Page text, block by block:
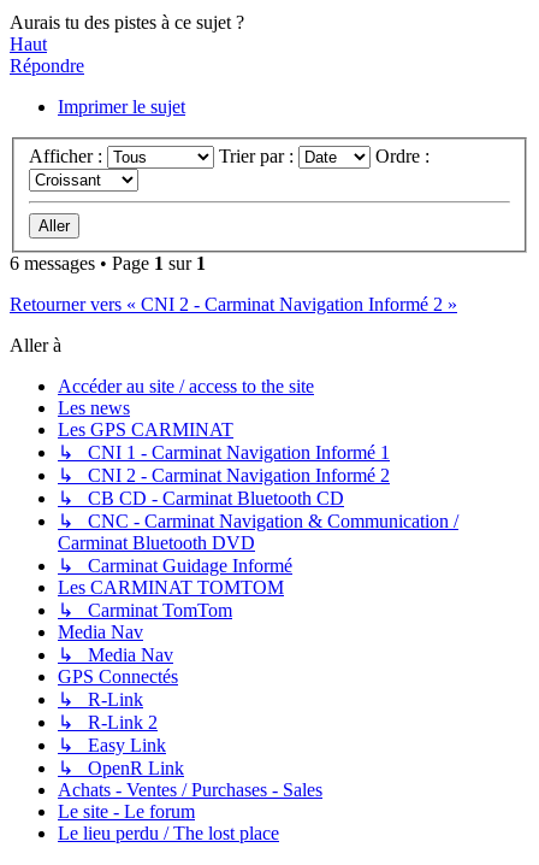
Aurais tu des pistes à ce sujet ?
Haut
Répondre
Imprimer le sujet
Afficher : Trier par : Ordre :
6 messages • Page 1 sur 1
Retourner vers « CNI 2 - Carminat Navigation Informé 2 »
Aller à
Accéder au site / access to the site
Les news
Les GPS CARMINAT
↳ CNI 1 - Carminat Navigation Informé 1
↳ CNI 2 - Carminat Navigation Informé 2
↳ CB CD - Carminat Bluetooth CD
↳ CNC - Carminat Navigation & Communication /
Carminat Bluetooth DVD
↳ Carminat Guidage Informé
Les CARMINAT TOMTOM
↳ Carminat TomTom
Media Nav
↳ Media Nav
GPS Connectés
↳ R-Link
↳ R-Link 2
↳ Easy Link
↳ OpenR Link
Achats - Ventes / Purchases - Sales
Le site - Le forum
Le lieu perdu / The lost place